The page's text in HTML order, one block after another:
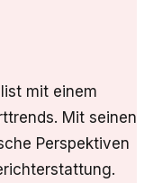
mit einem
Mit seinen
Perspektiven